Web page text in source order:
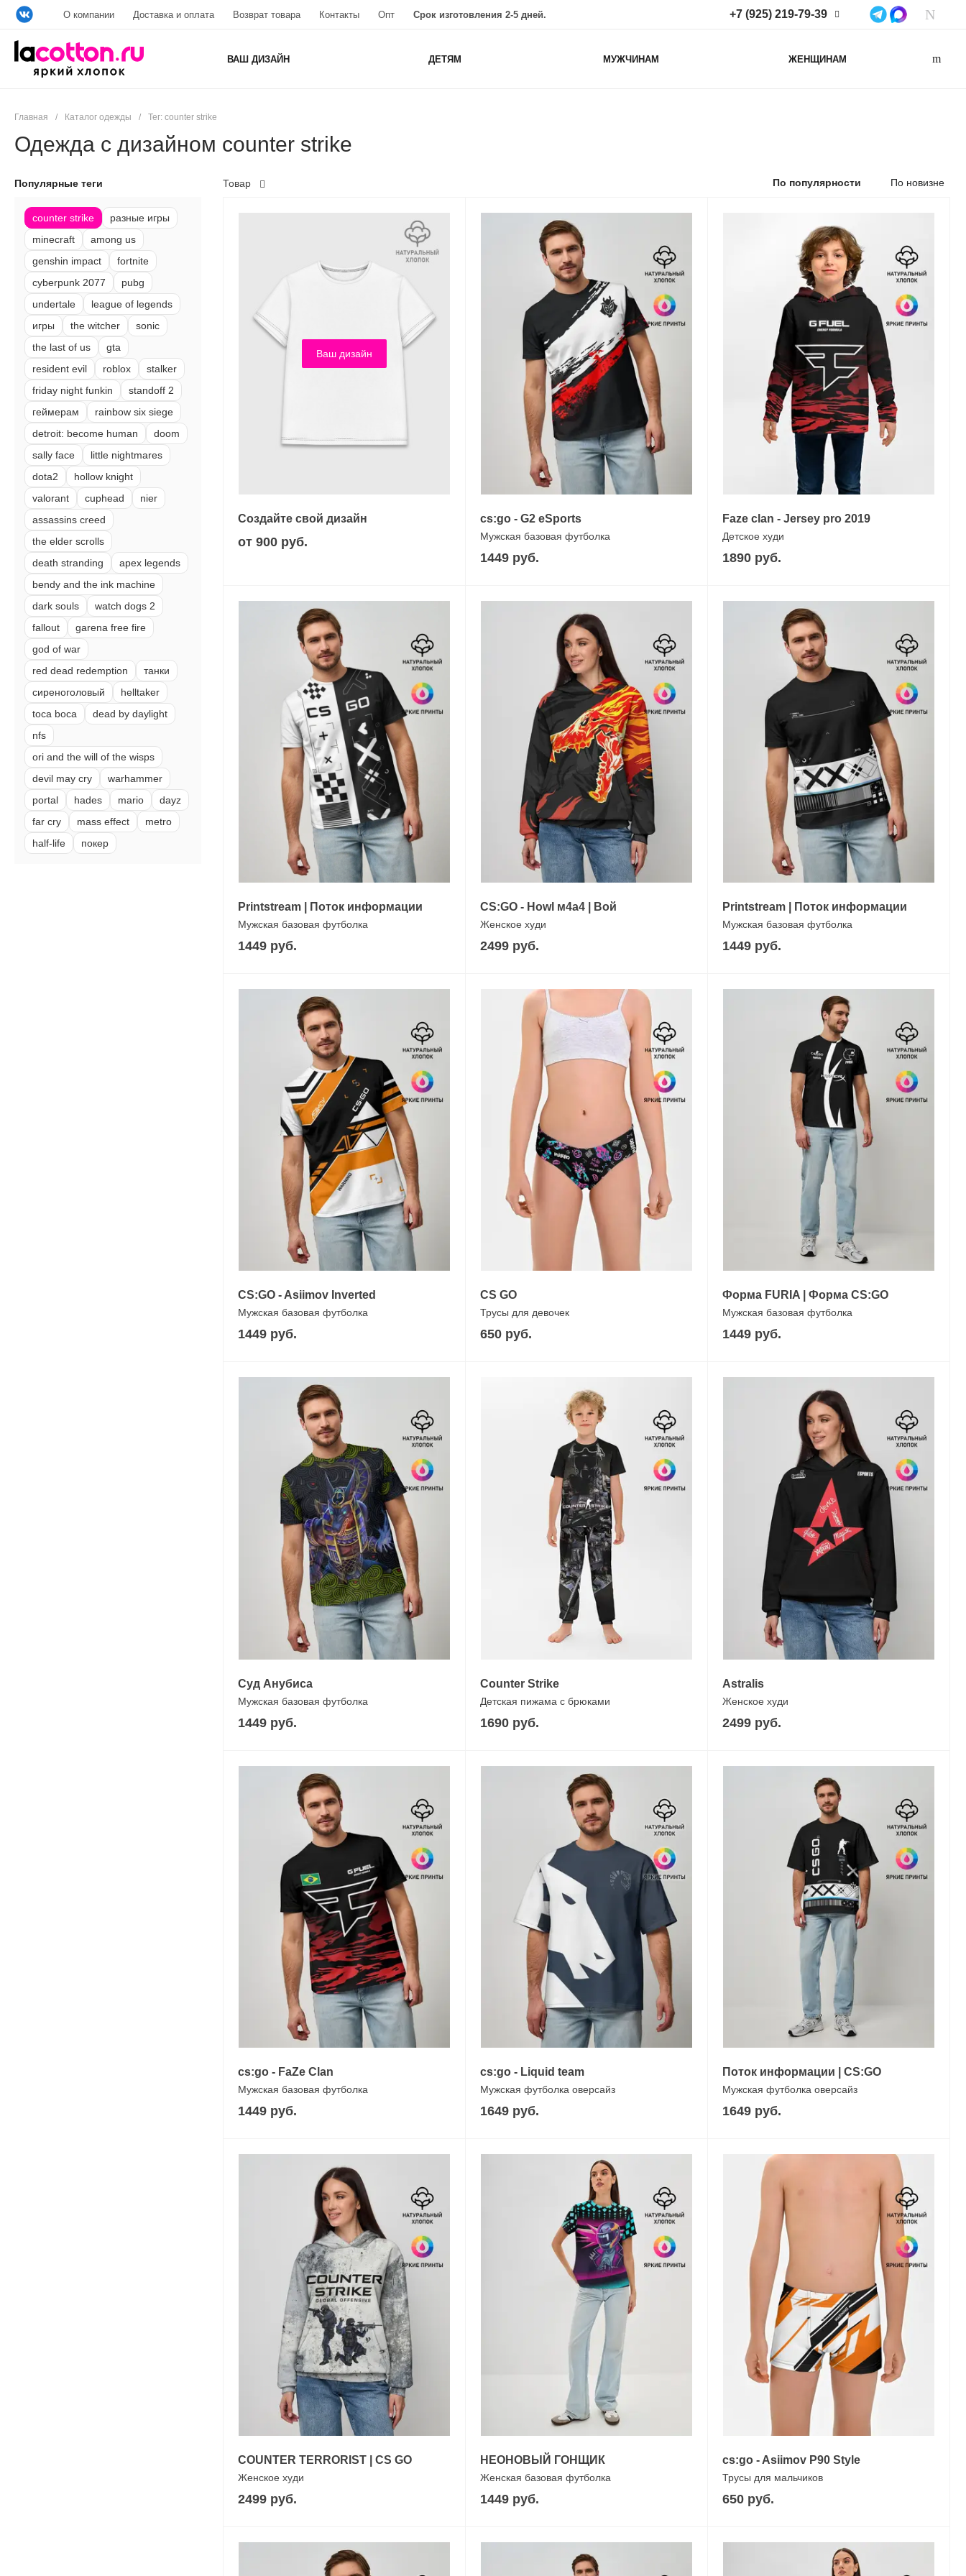
О компании Доставка и оплата Возврат товара Контакты Опт Срок изготовления 2-5 дней. +7 (925) 219-79-39
Нижегородская область,
ВАШ ДИЗАЙН ДЕТЯМ МУЖЧИНАМ ЖЕНЩИНАМ
Главная / Каталог одежды / Тег: counter strike
Одежда с дизайном counter strike
Популярные теги
counter strike
разные игры
minecraft
among us
genshin impact
fortnite
cyberpunk 2077
pubg
undertale
league of legends
игры
the witcher
sonic
the last of us
gta
resident evil
roblox
stalker
friday night funkin
standoff 2
геймерам
rainbow six siege
detroit: become human
doom
sally face
little nightmares
dota2
hollow knight
valorant
cuphead
nier
assassins creed
the elder scrolls
death stranding
apex legends
bendy and the ink machine
dark souls
watch dogs 2
fallout
garena free fire
god of war
red dead redemption
танки
сиреноголовый
helltaker
toca boca
dead by daylight
nfs
ori and the will of the wisps
devil may cry
warhammer
portal
hades mario
dayz
far cry
mass effect
metro
half-life
покер
Товар По популярности По новизне
Ваш дизайн
Создайте свой дизайн
от 900 руб.
cs:go - G2 eSports
Мужская базовая футболка
1449 руб.
Faze clan - Jersey pro 2019
Детское худи
1890 руб.
Printstream | Поток информации
Мужская базовая футболка
1449 руб.
CS:GO - Howl м4а4 | Вой
Женское худи
2499 руб.
Printstream | Поток информации
Мужская базовая футболка
1449 руб.
CS:GO - Asiimov Inverted
Мужская базовая футболка
1449 руб.
CS GO
Трусы для девочек
650 руб.
Форма FURIA | Форма СS:GO
Мужская базовая футболка
1449 руб.
Суд Анубиса
Мужская базовая футболка
1449 руб.
Counter Strike
Детская пижама с брюками
1690 руб.
Astralis
Женское худи
2499 руб.
cs:go - FaZe Clan
Мужская базовая футболка
1449 руб.
cs:go - Liquid team
Мужская футболка оверсайз
1649 руб.
Поток информации | СS:GO
Мужская футболка оверсайз
1649 руб.
COUNTER TERRORIST | CS GO
Женское худи
2499 руб.
НЕОНОВЫЙ ГОНЩИК
Женская базовая футболка
1449 руб.
cs:go - Asiimov P90 Style
Трусы для мальчиков
650 руб.